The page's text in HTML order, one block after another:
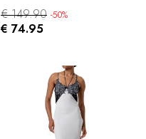
€ 149.90 -50%
€ 74.95